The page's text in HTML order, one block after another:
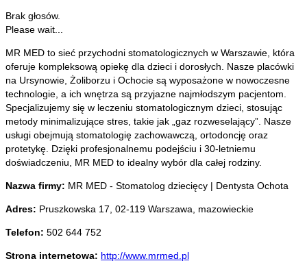
Brak głosów.
Please wait...
MR MED to sieć przychodni stomatologicznych w Warszawie, która
oferuje kompleksową opiekę dla dzieci i dorosłych. Nasze placówki
na Ursynowie, Żoliborzu i Ochocie są wyposażone w nowoczesne
technologie, a ich wnętrza są przyjazne najmłodszym pacjentom.
Specjalizujemy się w leczeniu stomatologicznym dzieci, stosując
metody minimalizujące stres, takie jak „gaz rozweselający”. Nasze
usługi obejmują stomatologię zachowawczą, ortodoncję oraz
protetykę. Dzięki profesjonalnemu podejściu i 30-letniemu
doświadczeniu, MR MED to idealny wybór dla całej rodziny.
Nazwa firmy: MR MED - Stomatolog dziecięcy | Dentysta Ochota
Adres: Pruszkowska 17 02-119 Warszawa mazowieckie
Telefon: 502 644 752
Strona internetowa: http://www.mrmed.pl